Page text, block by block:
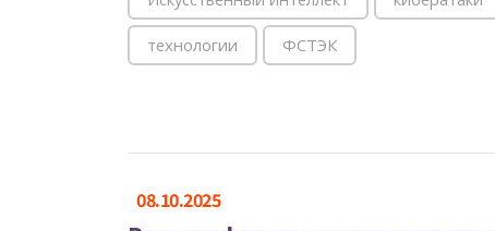
технологии ФСТЭК
08.10.2025